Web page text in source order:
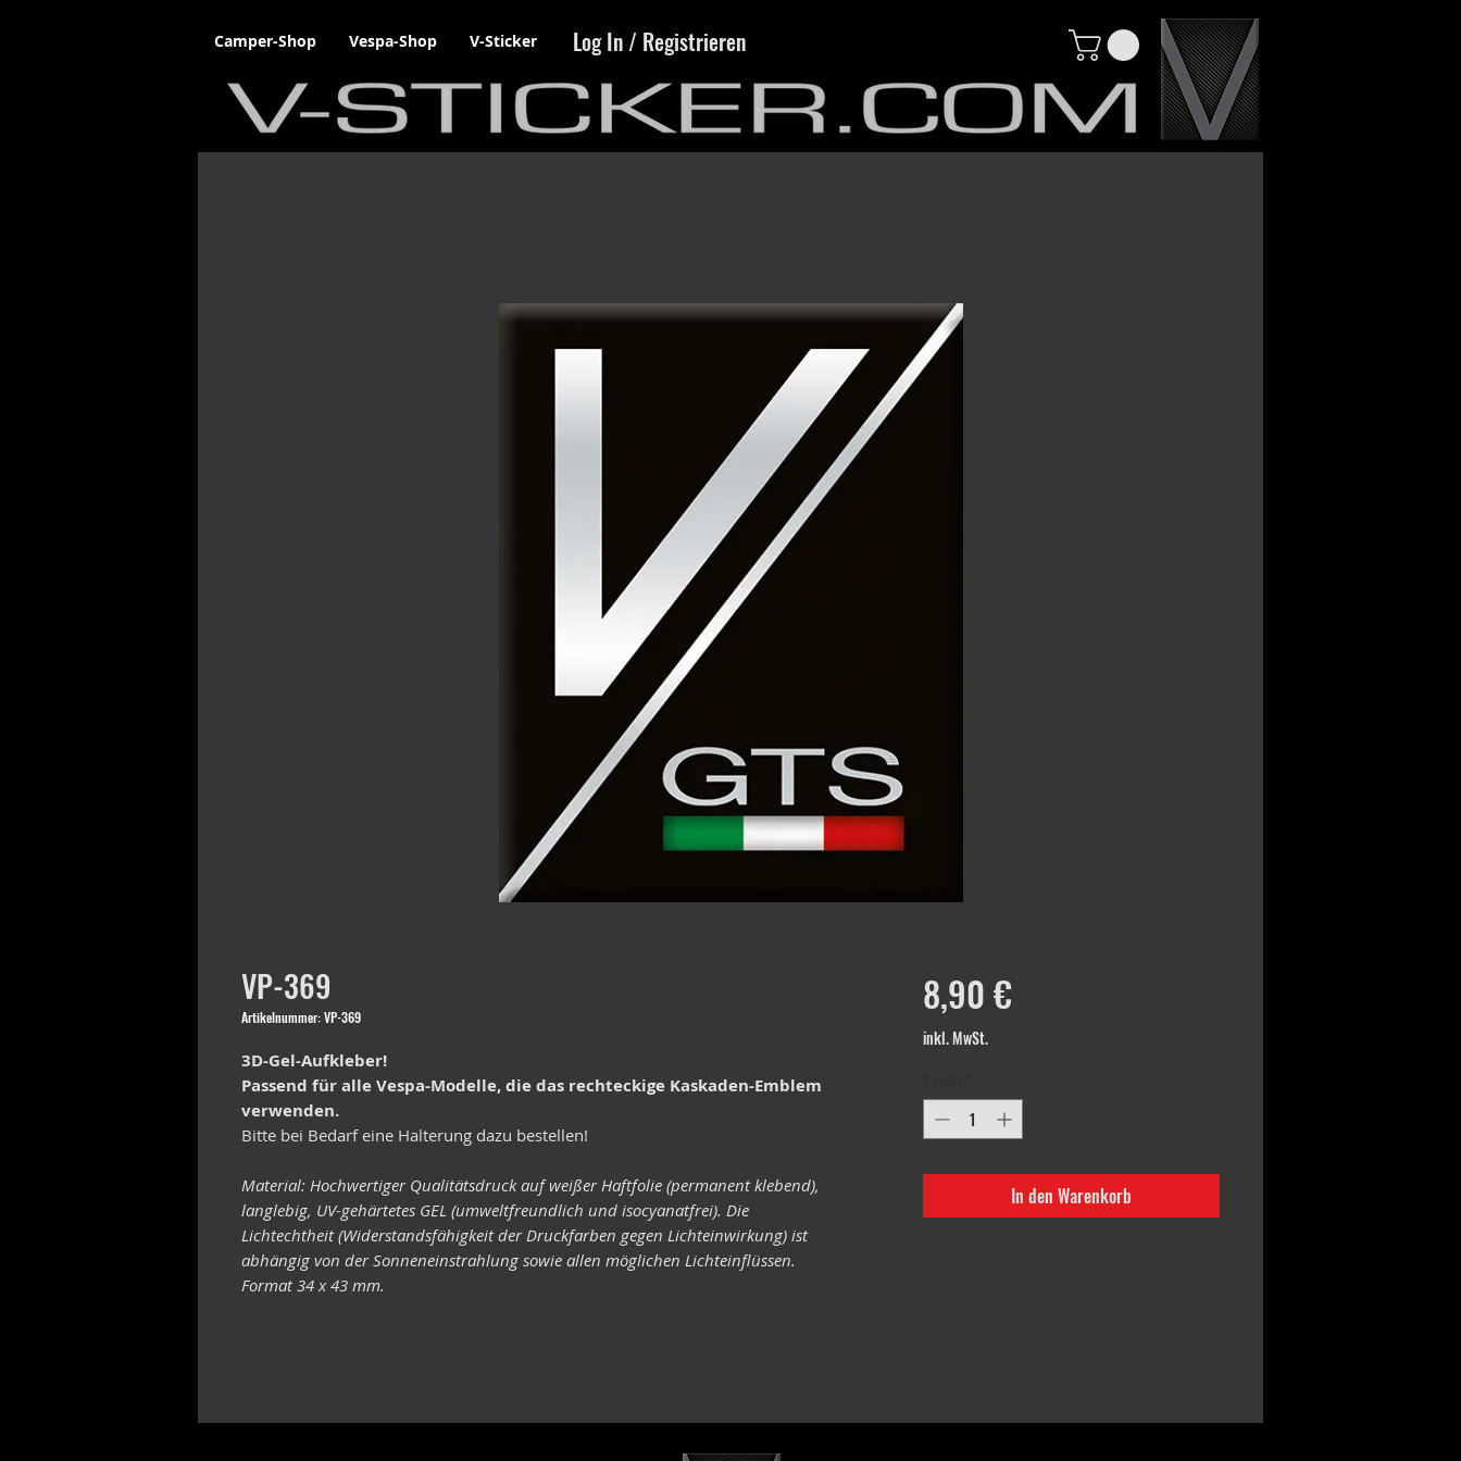
Camper-Shop Vespa-Shop V-Sticker Log In / Registrieren
VP-369
Artikelnummer: VP-369
3D-Gel-Aufkleber!
Passend für alle Vespa-Modelle, die das rechteckige Kaskaden-Emblem
verwenden.
Bitte bei Bedarf eine Halterung dazu bestellen!
Material: Hochwertiger Qualitätsdruck auf weißer Haftfolie (permanent klebend),
langlebig, UV-gehärtetes GEL (umweltfreundlich und isocyanatfrei). Die
Lichtechtheit (Widerstandsfähigkeit der Druckfarben gegen Lichteinwirkung) ist
abhängig von der Sonneneinstrahlung sowie allen möglichen Lichteinflüssen.
Format 34 x 43 mm.
8,90 €Preis
inkl. MwSt.
In den Warenkorb